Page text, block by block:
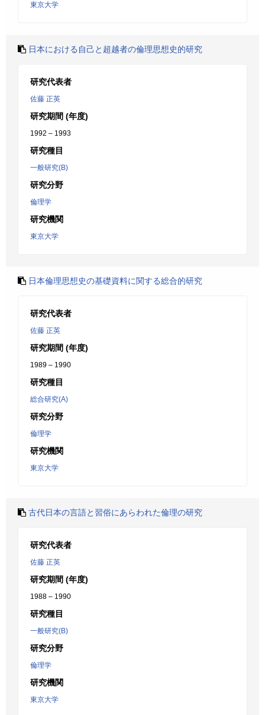
東京大学
日本における自己と超越者の倫理思想史的研究
研究代表者
佐藤 正英
研究期間 (年度)
1992 – 1993
研究種目
一般研究(B)
研究分野
倫理学
研究機関
東京大学
日本倫理思想史の基礎資料に関する総合的研究
研究代表者
佐藤 正英
研究期間 (年度)
1989 – 1990
研究種目
総合研究(A)
研究分野
倫理学
研究機関
東京大学
古代日本の言語と習俗にあらわれた倫理の研究
研究代表者
佐藤 正英
研究期間 (年度)
1988 – 1990
研究種目
一般研究(B)
研究分野
倫理学
研究機関
東京大学